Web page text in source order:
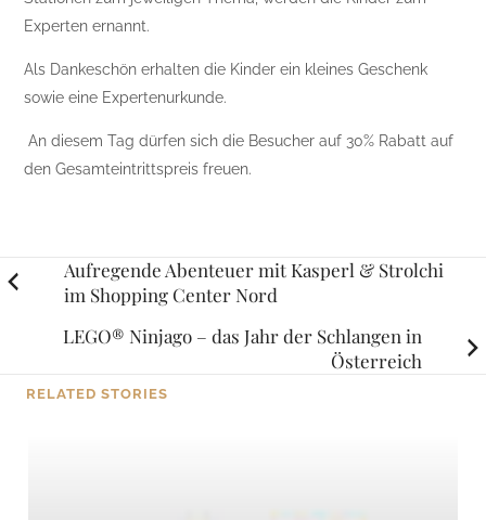
Experten ernannt.
Als Dankeschön erhalten die Kinder ein kleines Geschenk
sowie eine Expertenurkunde.
An diesem Tag dürfen sich die Besucher auf 30% Rabatt auf
den Gesamteintrittspreis freuen.
Posts
navigation
Aufregende Abenteuer mit Kasperl & Strolchi
im Shopping Center Nord
LEGO® Ninjago – das Jahr der Schlangen in
Österreich
RELATED STORIES